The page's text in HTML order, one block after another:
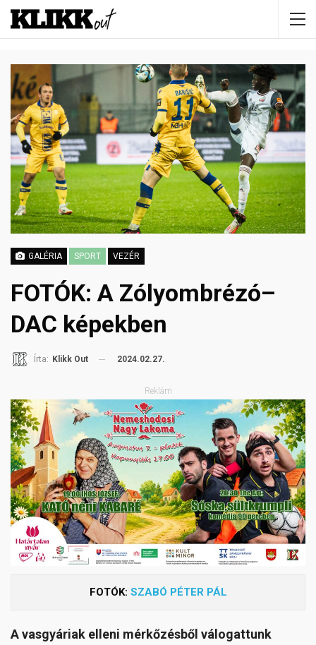
GALÉRIA SPORT VEZÉR
FOTÓK: A Zólyombrézó–
DAC képekben
Írta: Klikk Out 2024.02.27.
Reklám
FOTÓK: SZABÓ PÉTER PÁL
A vasgyáriak elleni mérkőzésből válogattunk